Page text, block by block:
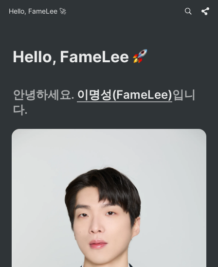
Hello, FameLee 🚀
Hello, FameLee
안녕하세요. 이명성(FameLee)입니
다.